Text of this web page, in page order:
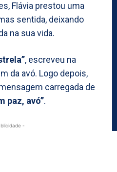
Flávia prestou uma
sentida, deixando
na sua vida.
, escreveu na
da avó. Logo depois,
carregada de
paz, avó”.
-